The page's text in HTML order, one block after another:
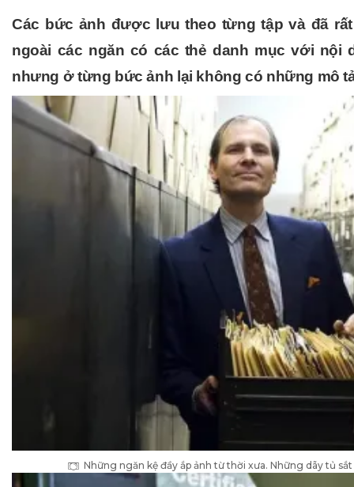
Các bức ảnh được lưu theo từng tập và đã
ngoài các ngăn có các thẻ danh mục với nội
nhưng ở từng bức ảnh lại không có những mô
Những ngăn kệ đầy ắp ảnh từ thời xưa. Những dãy tủ